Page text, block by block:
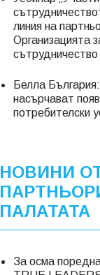
линия на
Организацията
сътрудничество
Белла
насърчават
потребителски
НОВИНИ
ПАЛАТАТА
За осма